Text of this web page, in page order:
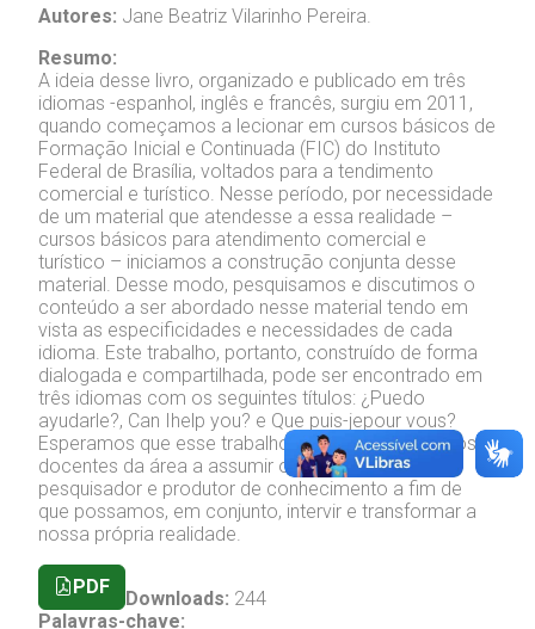
Autores: Jane Beatriz Vilarinho Pereira.
Resumo:
A ideia desse livro, organizado e publicado em três
idiomas -espanhol, inglês e francês, surgiu em 2011,
quando começamos a lecionar em cursos básicos de
Formação Inicial e Continuada (FIC) do Instituto
Federal de Brasília, voltados para a tendimento
comercial e turístico. Nesse período, por necessidade
de um material que atendesse a essa realidade –
cursos básicos para atendimento comercial e
turístico – iniciamos a construção conjunta desse
material. Desse modo, pesquisamos e discutimos o
conteúdo a ser abordado nesse material tendo em
vista as especificidades e necessidades de cada
idioma. Este trabalho, portanto, construído de forma
dialogada e compartilhada, pode ser encontrado em
três idiomas com os seguintes títulos: ¿Puedo
ayudarle?, Can Ihelp you? e Que puis-jepour vous?
Esperamos que esse trabalho possa motivar outros
docentes da área a assumir o papel de professor-
pesquisador e produtor de conhecimento a fim de
que possamos, em conjunto, intervir e transformar a
nossa própria realidade.
PDF
Downloads: 244
Palavras-chave: